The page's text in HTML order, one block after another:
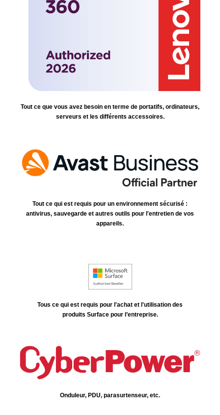
Tout ce que vous avez besoin en terme de portatifs, ordinateurs,
serveurs et les différents accessoires.
Tout ce qui est requis pour un environnement sécurisé :
antivirus, sauvegarde et autres outils pour l'entretien de vos
appareils.
Tous ce qui est requis pour l'achat et l'utilisation des
produits Surface pour l’entreprise.
Onduleur, PDU, parasurtenseur, etc.